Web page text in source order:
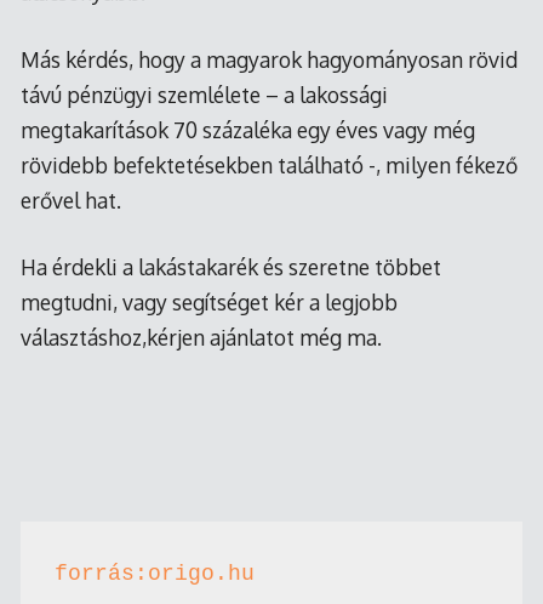
Más kérdés, hogy a magyarok hagyományosan rövid
távú pénzügyi szemlélete – a lakossági
megtakarítások 70 százaléka egy éves vagy még
rövidebb befektetésekben található -, milyen fékező
erővel hat.
Ha érdekli a lakástakarék és szeretne többet
megtudni, vagy segítséget kér a legjobb
választáshoz,kérjen ajánlatot még ma.
forrás:origo.hu